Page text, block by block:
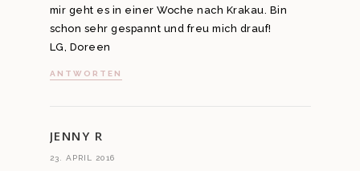
mir geht es in einer Woche nach Krakau. Bin
schon sehr gespannt und freu mich drauf!
LG, Doreen
ANTWORTEN
JENNY R
23. APRIL 2016